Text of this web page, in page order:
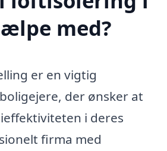
med?
er en vigtig
der ønsker at
i deres
firma med